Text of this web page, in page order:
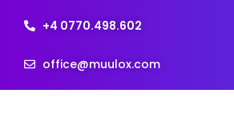
+4 0770.498.602
office@muulox.com